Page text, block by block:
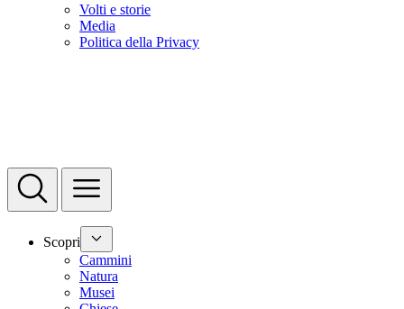
Volti e storie
Media
Politica della Privacy
Scopri
Cammini
Natura
Musei